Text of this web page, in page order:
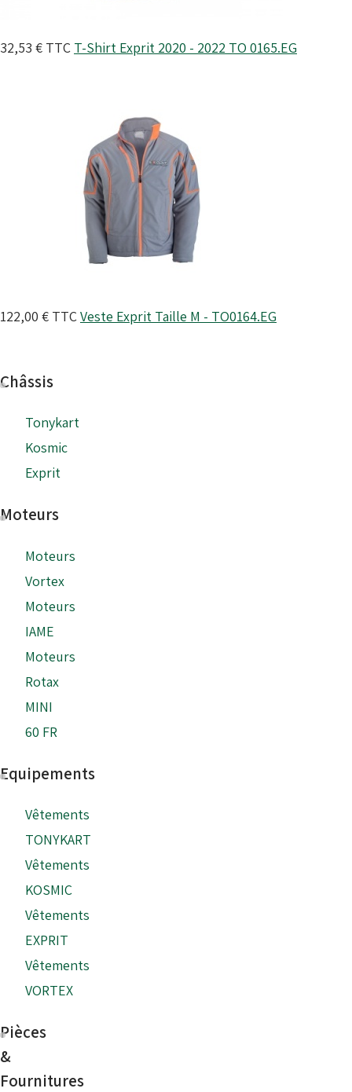
32,53 € TTC T-Shirt Exprit 2020 - 2022 TO 0165.EG
122,00 € TTCVeste Exprit Taille M - TO0164.EG
Châssis
Tonykart
Kosmic
Exprit
Moteurs
Moteurs
Vortex
Moteurs
IAME
Moteurs
Rotax
MINI
60 FR
Equipements
Vêtements
TONYKART
Vêtements
KOSMIC
Vêtements
EXPRIT
Vêtements
VORTEX
Pièces
&
Fournitures